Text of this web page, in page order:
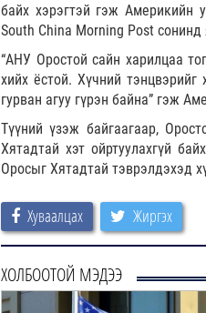
байх хэрэгтэй гэж Америкийн
South China Morning Post
“АНУ Оростой сайн харилцаа
хийх ёстой. Хүчний
гурван агуу гүрэн байна” гэж
Түүний үзэж байгаагаар,
Хятадтай хэт ойртуулахгүй
Оросыг Хятадтай тэврэлдэхэд
Хуваалцах Жиргэх
ХОЛБООТОЙ МЭДЭЭ